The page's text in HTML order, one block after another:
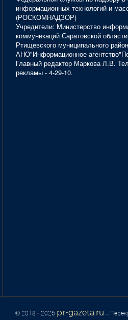
информационных технологий и
(РОСКОМНАДЗОР)
Учредители: Министерство
коммуникаций Саратовской
Ртищевского муниципального
АНО"Информационное
Главный редактор Маркова Л.В.
рекламы - 4-29-10.
© 2018 - 2026 pr-gazeta.ru –